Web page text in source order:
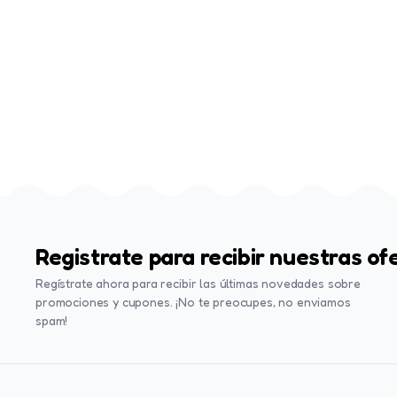
Registrate para recibir nuestras
Regístrate ahora para recibir las últimas novedades sobre
promociones y cupones. ¡No te preocupes, no enviamos
spam!